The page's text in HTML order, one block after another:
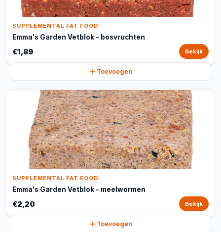
SUPPLEMENTAL FAT FOOD
Emma's Garden Vetblok - bosvruchten
€1,89 Bekijk
Toevoegen
SUPPLEMENTAL FAT FOOD
Emma's Garden Vetblok - meelwormen
€2,20 Bekijk
Toevoegen